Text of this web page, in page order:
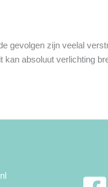
zijn veelal
kan absoluut verlichting